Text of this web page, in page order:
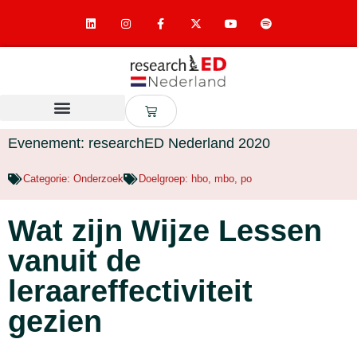
Evenement: researchED Nederland 2020
Categorie: Onderzoek Doelgroep: hbo mbo po
Wat zijn Wijze Lessen
vanuit de
leraareffectiviteit
gezien